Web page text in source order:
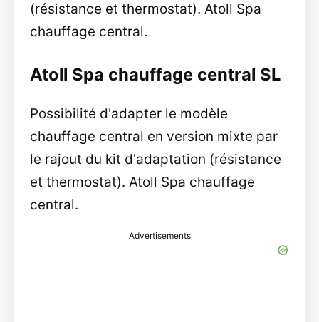
(résistance et thermostat). Atoll Spa
chauffage central.
Atoll Spa chauffage central SL
Possibilité d'adapter le modèle
chauffage central en version mixte par
le rajout du kit d'adaptation (résistance
et thermostat). Atoll Spa chauffage
central.
Advertisements